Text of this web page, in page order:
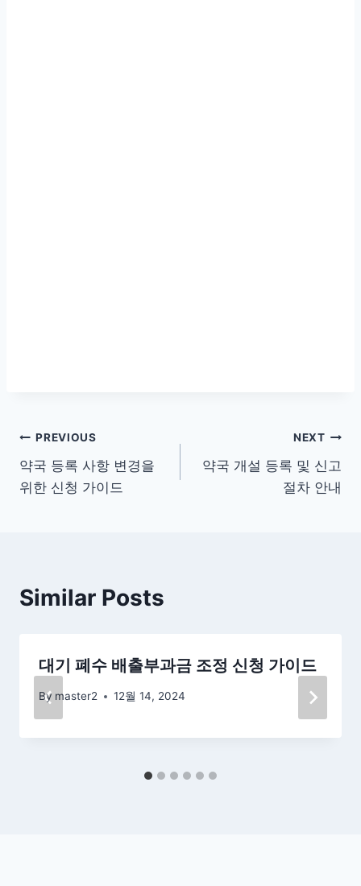
글
탐
PREVIOUS
약국 등록 사항 변경을
위한 신청 가이드
NEXT
약국 개설 등록 및 신고
절차 안내
Similar Posts
대기 폐수 배출부과금 조정 신청 가이드
By master2 12월 14, 2024